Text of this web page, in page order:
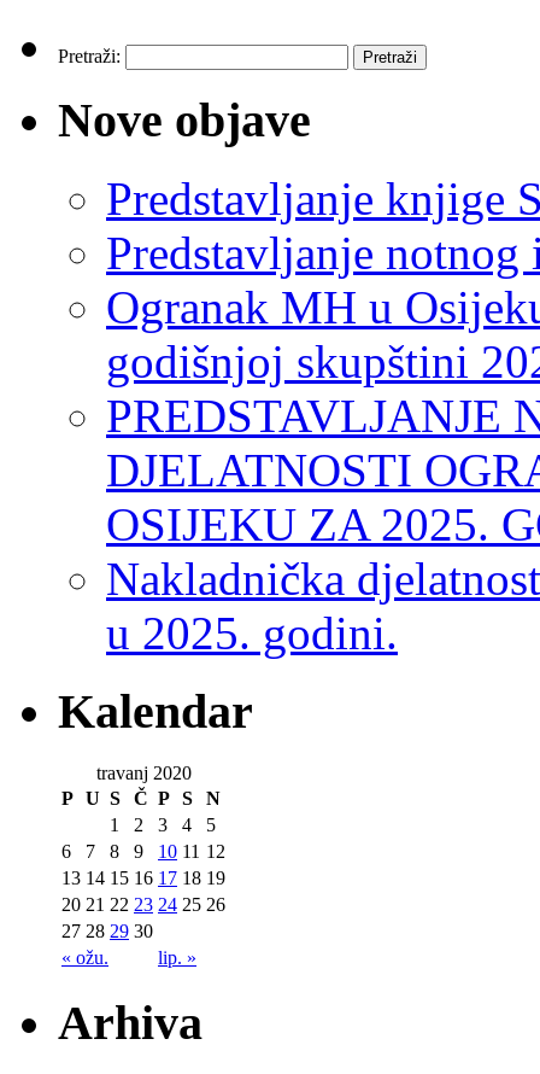
Pretraži:
Nove objave
Predstavljanje knjige
Predstavljanje
Ogranak MH u
godišnjoj skupštini
PREDSTAVLJANJE
DJELATNOSTI
OSIJEKU ZA 2025.
Nakladnička
u 2025. godini.
Kalendar
travanj 2020
P U S Č P S N
« ožu. lip. »
1 2 3 4
5
6
7 8 9 10 11 12
13 14 15 16 17 18 19
20 21 22 23 24 25 26
27 28 29 30
Arhiva